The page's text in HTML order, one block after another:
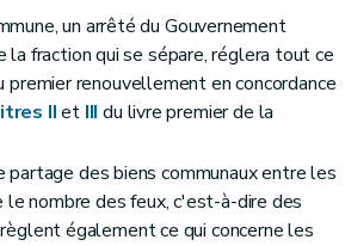
un arrêté du Gouvernement
fraction qui se sépare, réglera tout ce
renouvellement en concordance
IIet III du livre premier de la
partage des biens communaux entre les
nombre des feux, c'est-à-dire des
également ce qui concerne les